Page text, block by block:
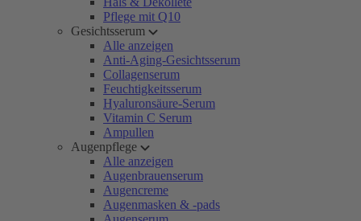
Pflege mit Q10
Gesichtsserum
Alle anzeigen
Anti-Aging-Gesichtsserum
Collagenserum
Feuchtigkeitsserum
Hyaluronsäure-Serum
Vitamin C Serum
Ampullen
Augenpflege
Alle anzeigen
Augenbrauenserum
Augencreme
Augenmasken & -pads